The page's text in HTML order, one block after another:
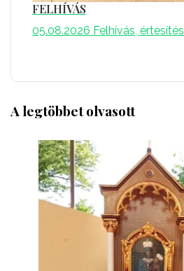
FELHÍVÁS
05.08.2026 Felhívás, értesítés
A legtöbbet olvasott